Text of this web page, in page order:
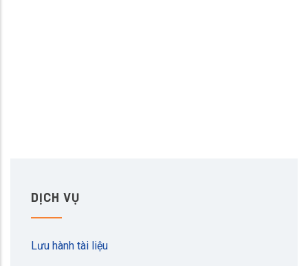
DỊCH VỤ
Lưu hành tài liệu